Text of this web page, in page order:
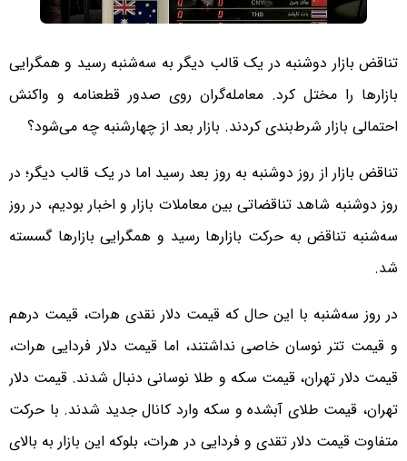
تناقض بازار دوشنبه در یک قالب دیگر به سه‌شنبه رسید و همگرایی
بازارها را مختل کرد. معامله‌گران روی صدور قطعنامه و واکنش
احتمالی بازار شرط‌بندی کردند. بازار بعد از چهارشنبه چه می‌شود؟
تناقض بازار از روز دوشنبه به روز بعد رسید اما در یک قالب دیگر؛ در
روز دوشنبه شاهد تناقضاتی بین معاملات بازار و اخبار بودیم، در روز
سه‌شنبه تناقض به حرکت بازارها رسید و همگرایی بازارها گسسته
شد.
در روز سه‌شنبه با این حال که قیمت دلار نقدی هرات، قیمت درهم
و قیمت تتر نوسان خاصی نداشتند، اما قیمت دلار فردایی هرات،
قیمت دلار تهران، قیمت سکه و طلا نوسانی دنبال شدند. قیمت دلار
تهران، قیمت طلای آبشده و سکه وارد کانال جدید شدند. با حرکت
متفاوت قیمت دلار تقدی و فردایی در هرات، بلوکه این بازار به بالای